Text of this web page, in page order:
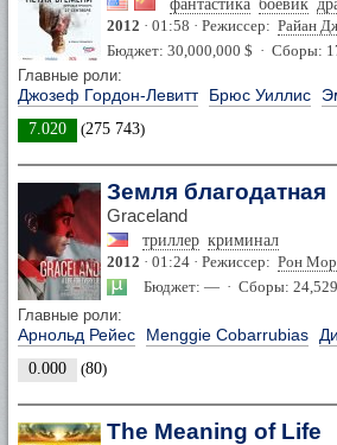
фантастика боевик
2012 · 01:58 · Режиссер: Райан
Бюджет: 30,000,000 $ · Сборы:
Главные роли:
Джозеф Гордон-Левитт Брюс Уиллис
7.020 (275 743)
Земля благодатная
Graceland
триллер криминал
2012 · 01:24 · Режиссер: Рон
Бюджет: — · Сборы:
Главные роли:
Арнольд Рейес Menggie Cobarrubias
0.000 (80)
The Meaning of Life